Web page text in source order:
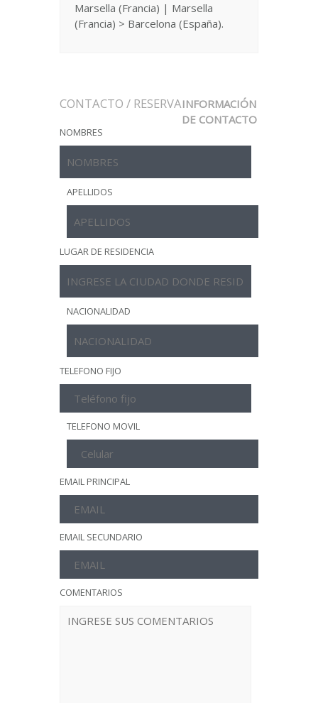
Marsella (Francia) | Marsella
(Francia) > Barcelona (España).
CONTACTO / RESERVAINFORMACIÓN
DE CONTACTO
NOMBRES
APELLIDOS
LUGAR DE RESIDENCIA
NACIONALIDAD
TELEFONO FIJO
TELEFONO MOVIL
EMAIL PRINCIPAL
EMAIL SECUNDARIO
COMENTARIOS